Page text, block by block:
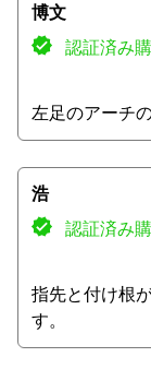
博文
認証済み
左足のアーチ
浩
認証済み
指先と付け根
す。